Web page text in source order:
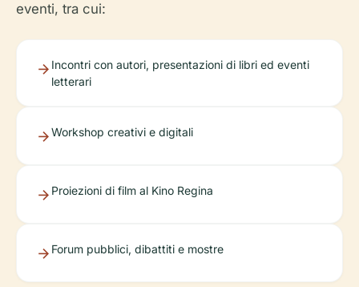
eventi, tra cui:
Incontri con autori, presentazioni di libri ed eventi
letterari
Workshop creativi e digitali
Proiezioni di film al Kino Regina
Forum pubblici, dibattiti e mostre